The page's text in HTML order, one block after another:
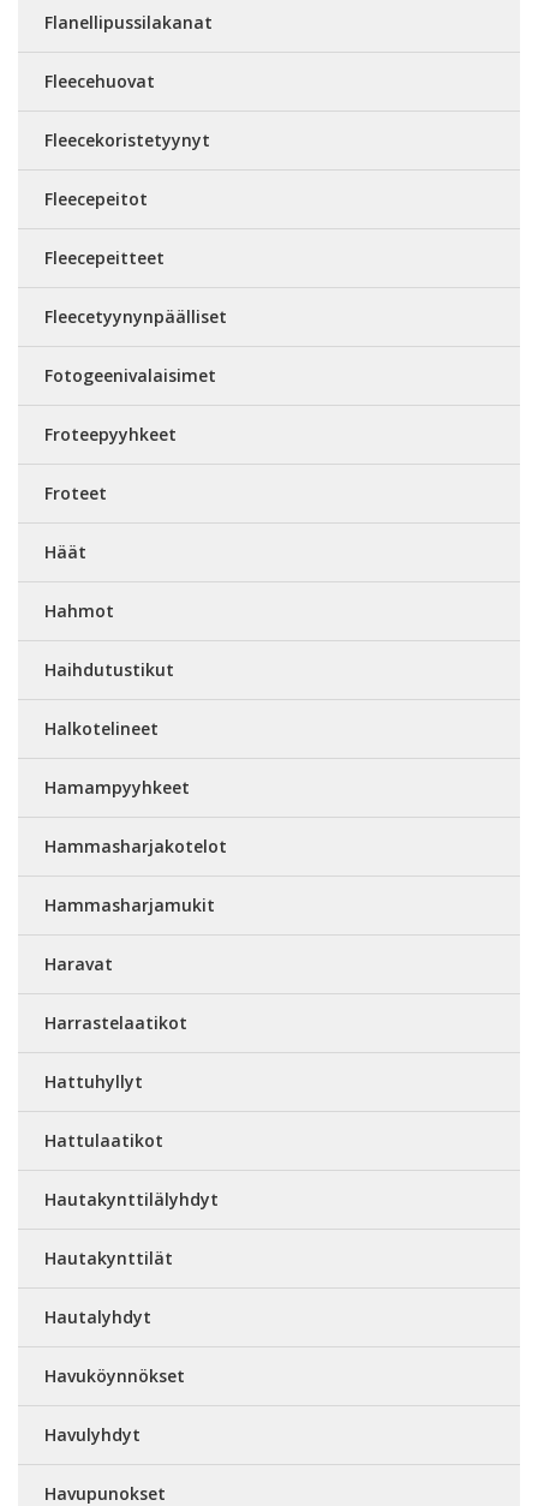
Flanellipussilakanat
Fleecehuovat
Fleecekoristetyynyt
Fleecepeitot
Fleecepeitteet
Fleecetyynynpäälliset
Fotogeenivalaisimet
Froteepyyhkeet
Froteet
Häät
Hahmot
Haihdutustikut
Halkotelineet
Hamampyyhkeet
Hammasharjakotelot
Hammasharjamukit
Haravat
Harrastelaatikot
Hattuhyllyt
Hattulaatikot
Hautakynttilälyhdyt
Hautakynttilät
Hautalyhdyt
Havuköynnökset
Havulyhdyt
Havupunokset